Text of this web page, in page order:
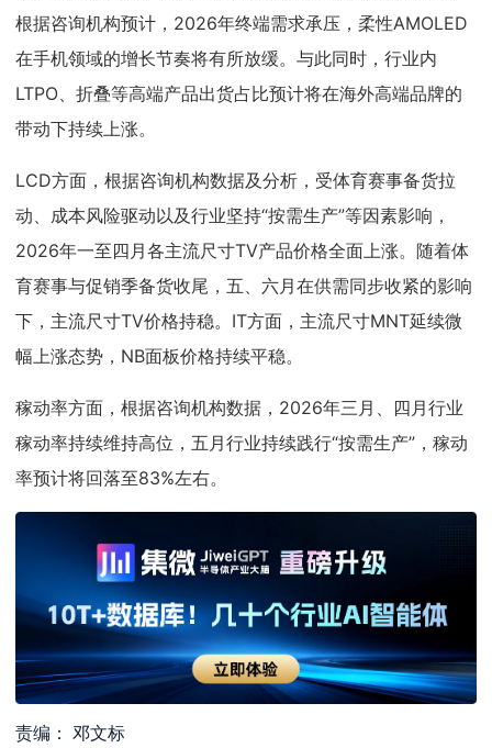
根据咨询机构预计，2026年终端需求承压，柔性AMOLED
在手机领域的增长节奏将有所放缓。与此同时，行业内
LTPO、折叠等高端产品出货占比预计将在海外高端品牌的
带动下持续上涨。
LCD方面，根据咨询机构数据及分析，受体育赛事备货拉
动、成本风险驱动以及行业坚持“按需生产”等因素影响，
2026年一至四月各主流尺寸TV产品价格全面上涨。随着体
育赛事与促销季备货收尾，五、六月在供需同步收紧的影响
下，主流尺寸TV价格持稳。IT方面，主流尺寸MNT延续微
幅上涨态势，NB面板价格持续平稳。
稼动率方面，根据咨询机构数据，2026年三月、四月行业
稼动率持续维持高位，五月行业持续践行“按需生产”，稼动
率预计将回落至83%左右。
责编： 邓文标